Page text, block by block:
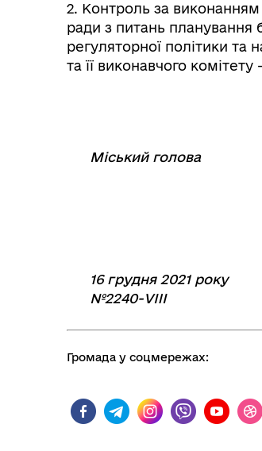
2. Контроль за виконанням
ради з питань планування
регуляторної політики та
та її виконавчого
Міський голова⠀
16 грудня 2021 року
№2240-VIII
Громада у соцмережах: